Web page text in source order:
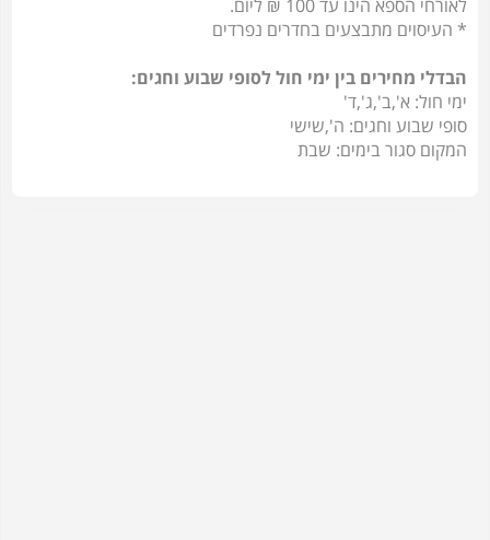
לאורחי הספא הינו עד 100 ₪ ליום.
* העיסוים מתבצעים בחדרים נפרדים
הבדלי מחירים בין ימי חול לסופי שבוע וחגים:
ימי חול: א',ב',ג',ד'
סופי שבוע וחגים: ה',שישי
המקום סגור בימים: שבת